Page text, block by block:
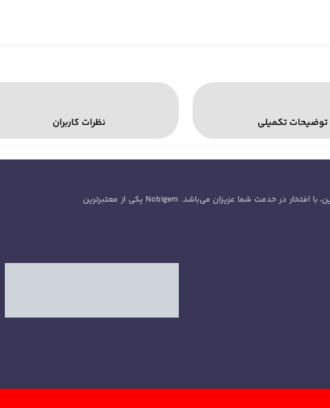
توضیحات تکمیلی نظرات کاربران
گروه نوبی جم با بیش از 5سال سابقه در زمینه فروش سی پی و جم و بازی‌های آنلاین، با افتخار در خدمت شما عزیزان می‌باشد. Nobigem یکی از معتبرترین